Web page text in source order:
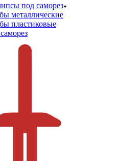
под саморез
металлические
пластиковые